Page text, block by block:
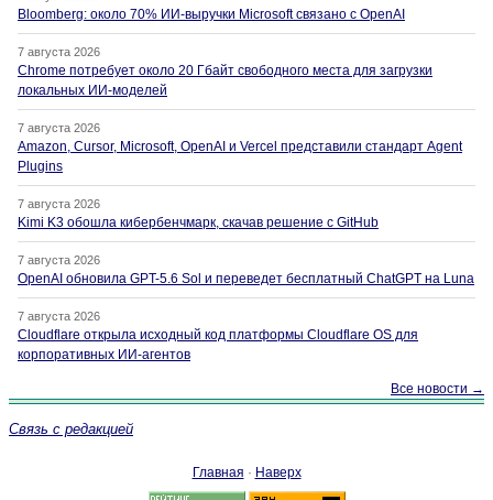
Bloomberg: около 70% ИИ-выручки Microsoft связано с OpenAI
7 августа 2026
Chrome потребует около 20 Гбайт свободного места для загрузки
локальных ИИ-моделей
7 августа 2026
Amazon, Cursor, Microsoft, OpenAI и Vercel представили стандарт Agent
Plugins
7 августа 2026
Kimi K3 обошла кибербенчмарк, скачав решение с GitHub
7 августа 2026
OpenAI обновила GPT-5.6 Sol и переведет бесплатный ChatGPT на Luna
7 августа 2026
Cloudflare открыла исходный код платформы Cloudflare OS для
корпоративных ИИ-агентов
Все новости →
Связь с редакцией
Главная · Наверх